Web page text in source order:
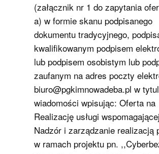
(załącznik nr 1 do zapytania
a) w formie skanu podpisanego
dokumentu tradycyjnego,
kwalifikowanym podpisem
lub podpisem osobistym lub
zaufanym na adres poczty
biuro@pgkimnowadeba.pl w
wiadomości wpisując: Oferta na
Realizację usługi
Nadzór i zarządzanie realizacją
w ramach projektu pn.